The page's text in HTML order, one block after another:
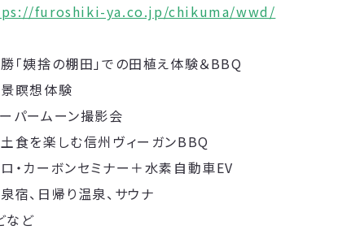
furoshiki-ya.co.jp/chikuma/wwd/
勝「姨捨の棚田」での田植え体験＆BBQ
景瞑想体験
ーパームーン撮影会
土食を楽しむ信州ヴィーガンBBQ
ロ・カーボンセミナー＋水素自動車EV
泉宿、日帰り温泉、サウナ
など